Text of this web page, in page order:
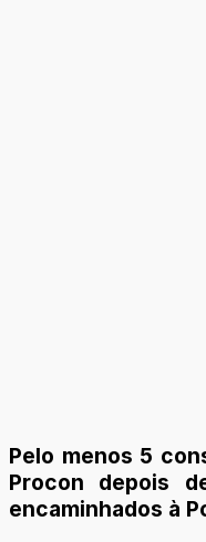
Pelo menos 5
Procon depois
encaminhados à